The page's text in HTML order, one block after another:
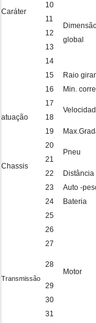
Caráter
10
global
11
12
13
14
15
Raio
16
Min.
atuação
17
18
19
Chassis
20
Pneu
21
22
23
Auto -
Transmissão
24 Bateria
25
Motor
26
27
28
29
30
31